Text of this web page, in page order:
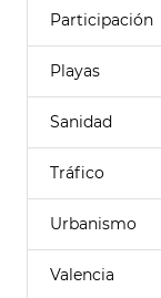
Participación
Playas
Sanidad
Tráfico
Urbanismo
Valencia